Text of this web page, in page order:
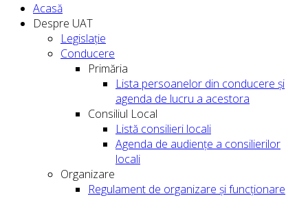
Acasă
Despre UAT
Legislație
Conducere
Primăria
Lista persoanelor din conducere şi
agenda de lucru a acestora
Consiliul Local
Listă consilieri locali
Agenda de audiențe a consilierilor
locali
Organizare
Regulament de organizare și funcționare